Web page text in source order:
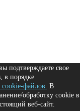
подтверждаете свое
в порядке
cookie-файлов. В
обработку cookie в
веб-сайт.